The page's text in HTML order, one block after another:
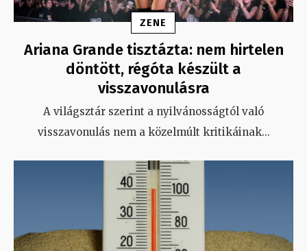
ZENE
Ariana Grande tisztázta: nem hirtelen
döntött, régóta készült a
visszavonulásra
A világsztár szerint a nyilvánosságtól való
visszavonulás nem a közelmúlt kritikáinak...